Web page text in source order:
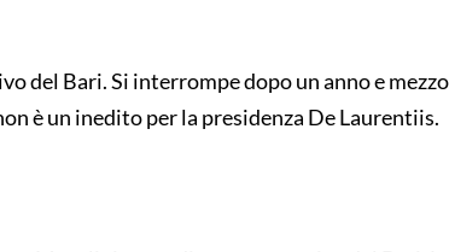
del Bari. Si interrompe dopo un anno e mezzo
è un inedito per la presidenza De Laurentiis.